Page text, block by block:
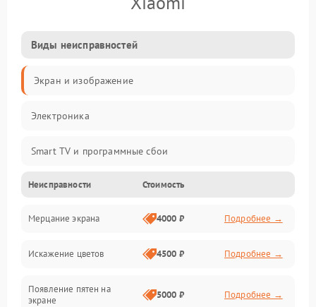
Виды неисправностей
Экран и изображение
Электроника
Smart TV и программные сбои
Питание и запуск
Подсветка и LED-модули
Звук и аудиосистема
Сигнал и приём каналов
Неисправности Стоимость
Мерцание экрана 4000 ₽ Подробнее →
Искажение цветов 4500 ₽ Подробнее →
Появление пятен на
экране
5000 ₽ Подробнее →